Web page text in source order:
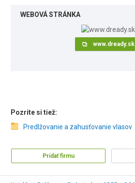
WEBOVÁ STRÁNKA
www.dready.sk
Pozrite si tiež:
Predlžovanie a zahusťovanie vlasov
Pridať firmu